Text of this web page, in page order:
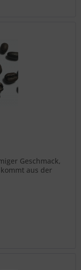
Geschmack,
aus der